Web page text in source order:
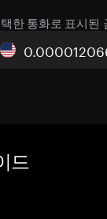
한 통화로 표시된
드